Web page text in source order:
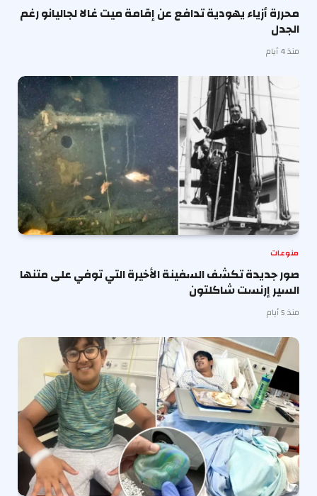
محررة أزياء يهودية تدافع عن إقامة ميت غالا لجاليانو رغم
الجدل
منذ 4 أيام
منوعات
صور جديدة تكشف السفينة الأخيرة التي توفي على متنها
السير إرنست شاكلتون
منذ 5 أيام